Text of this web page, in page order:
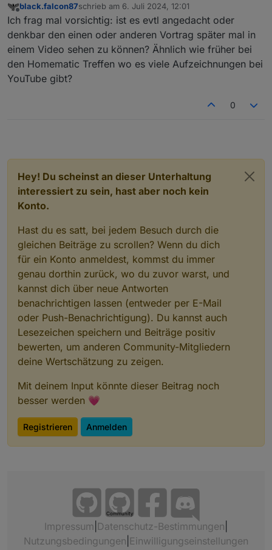
Offline
black.falcon87schrieb am 6. Juli 2024, 12:01
zuletzt editiert von
Ich frag mal vorsichtig: ist es evtl angedacht oder
denkbar den einen oder anderen Vortrag später mal in
einem Video sehen zu können? Ähnlich wie früher bei
den Homematic Treffen wo es viele Aufzeichnungen bei
YouTube gibt?
0
Hey! Du scheinst an dieser Unterhaltung
interessiert zu sein, hast aber noch kein
Konto.
Hast du es satt, bei jedem Besuch durch die
gleichen Beiträge zu scrollen? Wenn du dich
für ein Konto anmeldest, kommst du immer
genau dorthin zurück, wo du zuvor warst, und
kannst dich über neue Antworten
benachrichtigen lassen (entweder per E-Mail
oder Push-Benachrichtigung). Du kannst auch
Lesezeichen speichern und Beiträge positiv
bewerten, um anderen Community-Mitgliedern
deine Wertschätzung zu zeigen.
Mit deinem Input könnte dieser Beitrag noch
besser werden 💗
Registrieren Anmelden
Community
Impressum Datenschutz-Bestimmungen
Nutzungsbedingungen Einwilligungseinstellungen